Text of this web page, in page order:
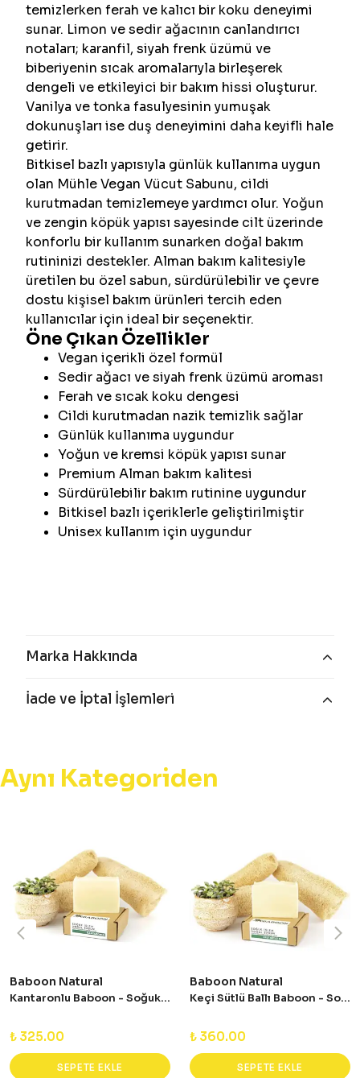
temizlerken ferah ve kalıcı bir koku deneyimi
sunar. Limon ve sedir ağacının canlandırıcı
notaları; karanfil, siyah frenk üzümü ve
biberiyenin sıcak aromalarıyla birleşerek
dengeli ve etkileyici bir bakım hissi oluşturur.
Vanilya ve tonka fasulyesinin yumuşak
dokunuşları ise duş deneyimini daha keyifli hale
getirir.
Bitkisel bazlı yapısıyla günlük kullanıma uygun
olan Mühle Vegan Vücut Sabunu, cildi
kurutmadan temizlemeye yardımcı olur. Yoğun
ve zengin köpük yapısı sayesinde cilt üzerinde
konforlu bir kullanım sunarken doğal bakım
rutininizi destekler. Alman bakım kalitesiyle
üretilen bu özel sabun, sürdürülebilir ve çevre
dostu kişisel bakım ürünleri tercih eden
kullanıcılar için ideal bir seçenektir.
Öne Çıkan Özellikler
Vegan içerikli özel formül
Sedir ağacı ve siyah frenk üzümü aroması
Ferah ve sıcak koku dengesi
Cildi kurutmadan nazik temizlik sağlar
Günlük kullanıma uygundur
Yoğun ve kremsi köpük yapısı sunar
Premium Alman bakım kalitesi
Sürdürülebilir bakım rutinine uygundur
Bitkisel bazlı içeriklerle geliştirilmiştir
Unisex kullanım için uygundur
Marka Hakkında
İade ve İptal İşlemleri
Aynı Kategoriden
Baboon Natural
Kantaronlu Baboon - Soğuk Sıkım Doğal Sabun
₺ 325.00
SEPETE EKLE
Baboon Natural
Keçi Sütlü Ballı Baboon - Soğuk Sıkım Doğal Sabun
₺ 360.00
SEPETE EKLE